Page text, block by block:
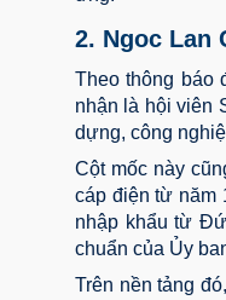
2. Ngoc Lan
Theo thông báo
nhận là hội viên
dựng, công
Cột mốc này
cáp điện từ năm
nhập khẩu từ
chuẩn của Ủy
Trên nền tảng